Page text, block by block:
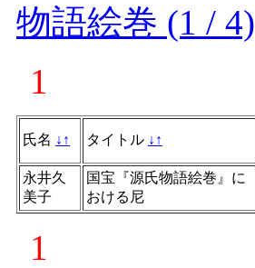
物語絵巻 (1 / 4)
1
氏名 ↓ ↑ タイトル ↓ ↑
永井久
美子
国宝『源氏物語絵巻』に
おける尼
1